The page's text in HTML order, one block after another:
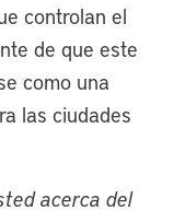
controlan el
de que este
como una
las ciudades
acerca del